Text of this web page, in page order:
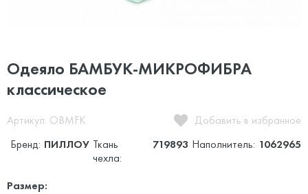
Одеяло БАМБУК-МИКРОФИБРА
классическое
Артикул: OBMFK
Добавить в избранное
Бренд: ПИЛЛОУ Ткань
чехла:
719893 Наполнитель: 1062965
Размер: